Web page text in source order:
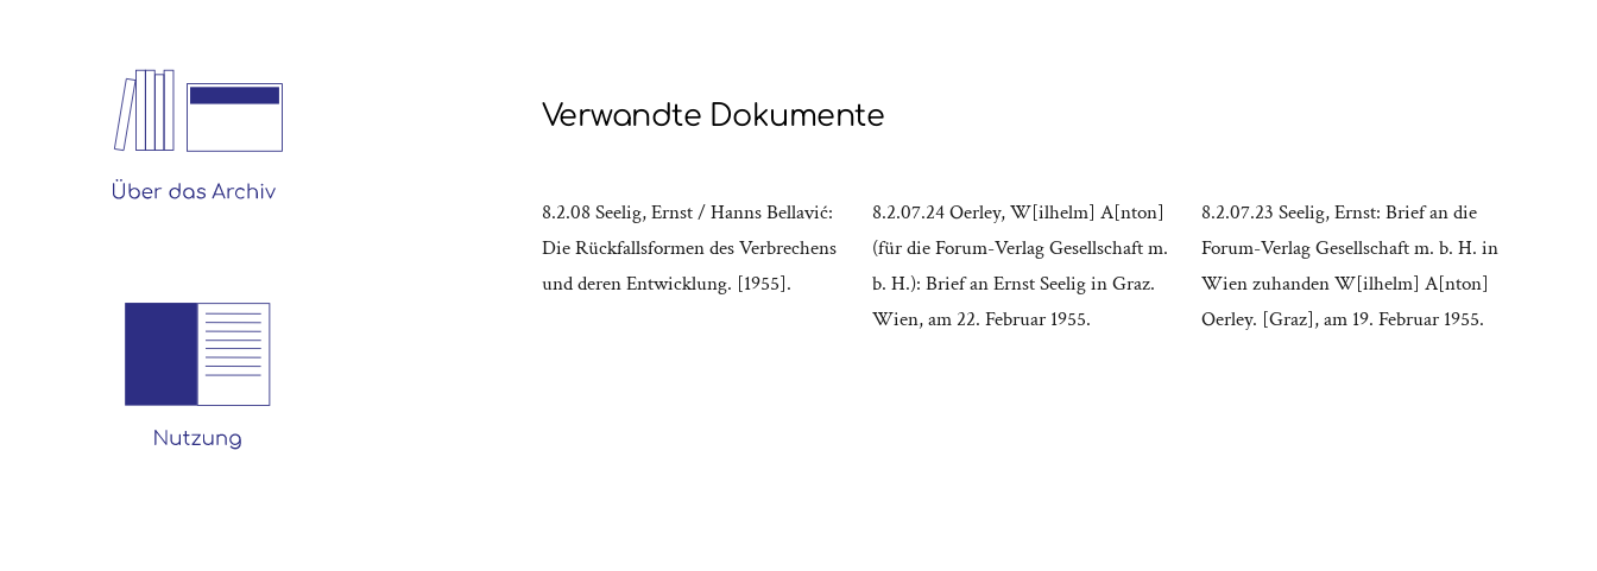
Verwandte Dokumente
8.2.08 Seelig, Ernst / Hanns Bellavić:
Die Rückfallsformen des Verbrechens
und deren Entwicklung. [1955].
8.2.07.24 Oerley, W[ilhelm] A[nton]
(für die Forum-Verlag Gesellschaft m.
b. H.): Brief an Ernst Seelig in Graz.
Wien, am 22. Februar 1955.
8.2.07.23 Seelig, Ernst: Brief an die
Forum-Verlag Gesellschaft m. b. H. in
Wien zuhanden W[ilhelm] A[nton]
Oerley. [Graz], am 19. Februar 1955.